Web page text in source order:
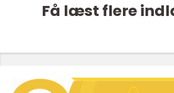
Få læst flere